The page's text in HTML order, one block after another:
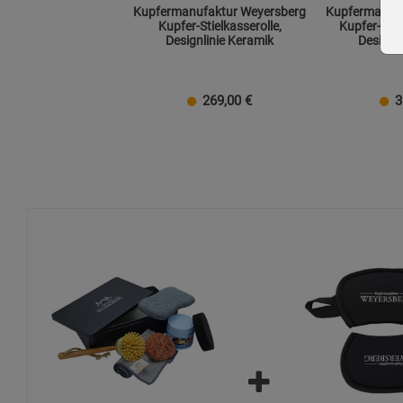
Kupfermanufaktur Weyersberg
Kupfer-Stielkasserolle,
Designlinie Keramik
269,00 €
Kupfer-